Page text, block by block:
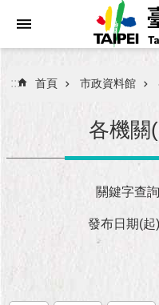
進
搜
市
團
::: 首頁 市政資料館
各機關
關鍵字查詢
發布日期(起)